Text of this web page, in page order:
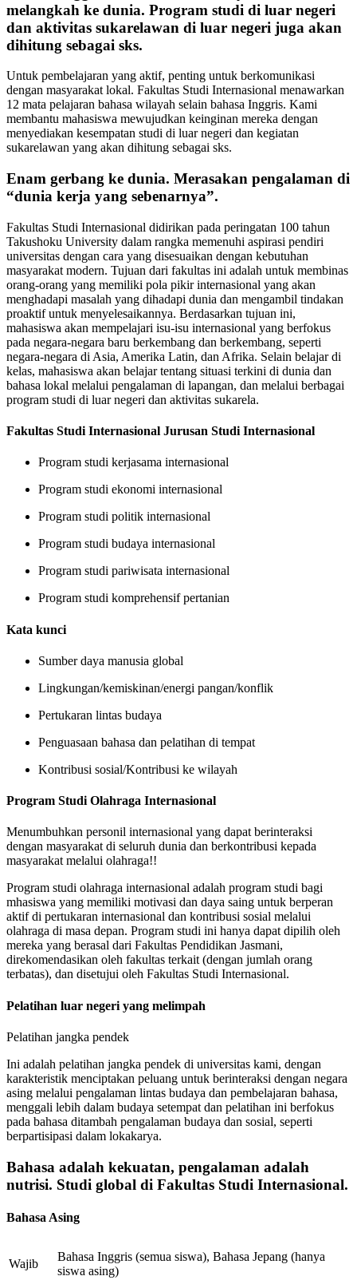
melangkah ke dunia. Program studi di luar negeri
dan aktivitas sukarelawan di luar negeri juga akan
dihitung sebagai sks.
Untuk pembelajaran yang aktif, penting untuk berkomunikasi
dengan masyarakat lokal. Fakultas Studi Internasional menawarkan
12 mata pelajaran bahasa wilayah selain bahasa Inggris. Kami
membantu mahasiswa mewujudkan keinginan mereka dengan
menyediakan kesempatan studi di luar negeri dan kegiatan
sukarelawan yang akan dihitung sebagai sks.
Enam gerbang ke dunia. Merasakan pengalaman di
“dunia kerja yang sebenarnya”.
Fakultas Studi Internasional didirikan pada peringatan 100 tahun
Takushoku University dalam rangka memenuhi aspirasi pendiri
universitas dengan cara yang disesuaikan dengan kebutuhan
masyarakat modern. Tujuan dari fakultas ini adalah untuk membinas
orang-orang yang memiliki pola pikir internasional yang akan
menghadapi masalah yang dihadapi dunia dan mengambil tindakan
proaktif untuk menyelesaikannya. Berdasarkan tujuan ini,
mahasiswa akan mempelajari isu-isu internasional yang berfokus
pada negara-negara baru berkembang dan berkembang, seperti
negara-negara di Asia, Amerika Latin, dan Afrika. Selain belajar di
kelas, mahasiswa akan belajar tentang situasi terkini di dunia dan
bahasa lokal melalui pengalaman di lapangan, dan melalui berbagai
program studi di luar negeri dan aktivitas sukarela.
Fakultas Studi Internasional Jurusan Studi Internasional
Program studi kerjasama internasional
Program studi ekonomi internasional
Program studi politik internasional
Program studi budaya internasional
Program studi pariwisata internasional
Program studi komprehensif pertanian
Kata kunci
Sumber daya manusia global
Lingkungan/kemiskinan/energi pangan/konflik
Pertukaran lintas budaya
Penguasaan bahasa dan pelatihan di tempat
Kontribusi sosial/Kontribusi ke wilayah
Program Studi Olahraga Internasional
Menumbuhkan personil internasional yang dapat berinteraksi
dengan masyarakat di seluruh dunia dan berkontribusi kepada
masyarakat melalui olahraga!!
Program studi olahraga internasional adalah program studi bagi
mhasiswa yang memiliki motivasi dan daya saing untuk berperan
aktif di pertukaran internasional dan kontribusi sosial melalui
olahraga di masa depan. Program studi ini hanya dapat dipilih oleh
mereka yang berasal dari Fakultas Pendidikan Jasmani,
direkomendasikan oleh fakultas terkait (dengan jumlah orang
terbatas), dan disetujui oleh Fakultas Studi Internasional.
Pelatihan luar negeri yang melimpah
Pelatihan jangka pendek
Ini adalah pelatihan jangka pendek di universitas kami, dengan
karakteristik menciptakan peluang untuk berinteraksi dengan negara
asing melalui pengalaman lintas budaya dan pembelajaran bahasa,
menggali lebih dalam budaya setempat dan pelatihan ini berfokus
pada bahasa ditambah pengalaman budaya dan sosial, seperti
berpartisipasi dalam lokakarya.
Bahasa adalah kekuatan, pengalaman adalah
nutrisi. Studi global di Fakultas Studi Internasional.
Bahasa Asing
Wajib
Bahasa Inggris (semua siswa), Bahasa Jepang (hanya
siswa asing)